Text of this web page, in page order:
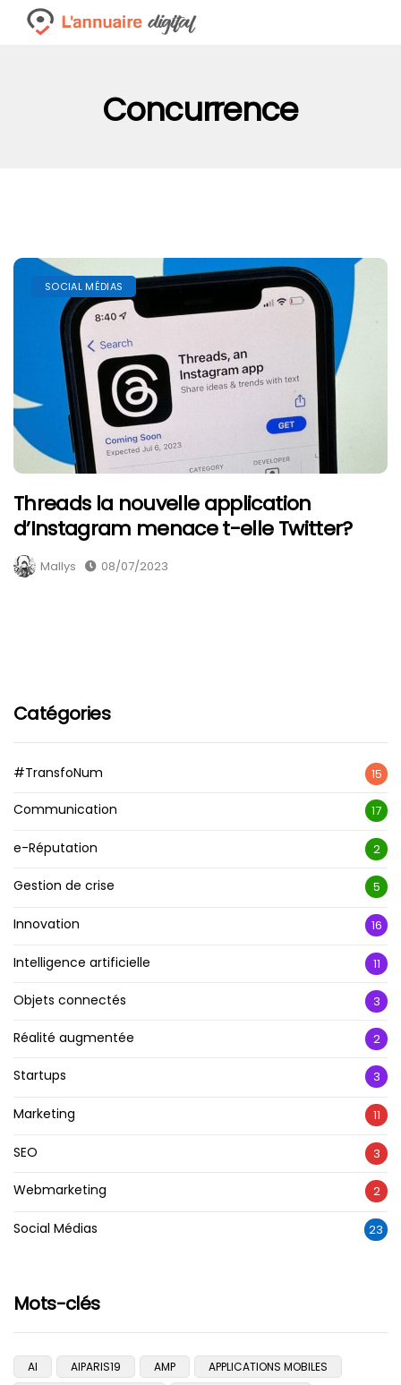
Concurrence
SOCIAL MÉDIAS
Threads la nouvelle application
d’Instagram menace t-elle Twitter?
Mallys 08/07/2023
Catégories
#TransfoNum 15
Communication 17
e-Réputation 2
Gestion de crise 5
Innovation 16
Intelligence artificielle 11
Objets connectés 3
Réalité augmentée 2
Startups 3
Marketing 11
SEO 3
Webmarketing 2
Social Médias 23
Mots-clés
AI AIPARIS19 AMP
APPLICATIONS MOBILES